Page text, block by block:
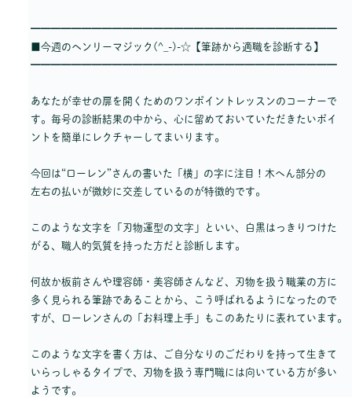
━━━━━━━━━━━━━━━━━━━━━━━━━━━━━━
■今週のヘンリーマジック(^_-)-☆【筆跡から適職を診断する】
━━━━━━━━━━━━━━━━━━━━━━━━━━━━━━
あなたが幸せの扉を開くためのワンポイントレッスンのコーナーで
す。毎号の診断結果の中から、心に留めておいていただきたいポイ
ントを簡単にレクチャーしてまいります。
今回は“ローレン”さんの書いた「横」の字に注目！木へん部分の
左右の払いが微妙に交差しているのが特徴的です。
このような文字を「刃物運型の文字」といい、白黒はっきりつけた
がる、職人的気質を持った方だと診断します。
何故か板前さんや理容師・美容師さんなど、刃物を扱う職業の方に
多く見られる筆跡であることから、こう呼ばれるようになったので
すが、ローレンさんの「お料理上手」もこのあたりに表れています。
このような文字を書く方は、ご自分なりのごだわりを持って生きて
いらっしゃるタイプで、刃物を扱う専門職には向いている方が多い
ようです。